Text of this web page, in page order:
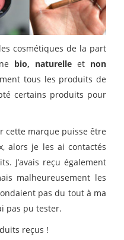
cosmétiques de la part
bio, naturelleetnon
tous les produits de
certains produits pour
cette marque puisse être
alors je les ai contactés
J’avais reçu également
malheureusement les
pas du tout à ma
pas pu tester.
reçus !